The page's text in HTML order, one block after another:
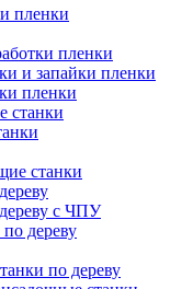
пленки
пленки
и запайки пленки
пленки
станки
станки
с ЧПУ
дереву
по дереву